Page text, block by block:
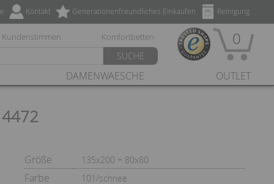
Reinigung
Generationenfreundliches Einkaufen
Kontakt
Kundenstimmen Komfortbetten
SUCHE
0
DAMENWAESCHE OUTLET
4472
Größe 135x200 + 80x80
Farbe 101/schnee